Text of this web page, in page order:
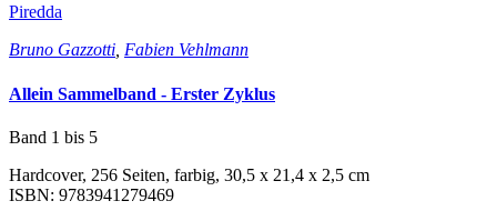
Piredda
Bruno Gazzotti Fabien Vehlmann
Allein Sammelband - Erster Zyklus
Band 1 bis 5
Hardcover, 256 Seiten, farbig, 30,5 x 21,4 x 2,5 cm
ISBN: 9783941279469